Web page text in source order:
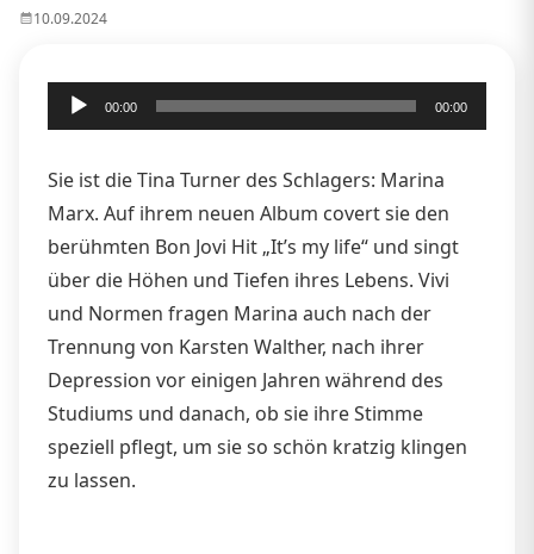
10.09.2024
Audio-
Player
00:00 00:00
Sie ist die Tina Turner des Schlagers: Marina
Marx. Auf ihrem neuen Album covert sie den
berühmten Bon Jovi Hit „It’s my life“ und singt
über die Höhen und Tiefen ihres Lebens. Vivi
und Normen fragen Marina auch nach der
Trennung von Karsten Walther, nach ihrer
Depression vor einigen Jahren während des
Studiums und danach, ob sie ihre Stimme
speziell pflegt, um sie so schön kratzig klingen
zu lassen.